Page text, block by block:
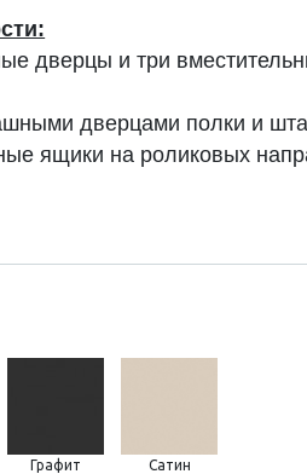
дверцы и три
дверцами полки и
ящики на роликовых
Графит Сатин